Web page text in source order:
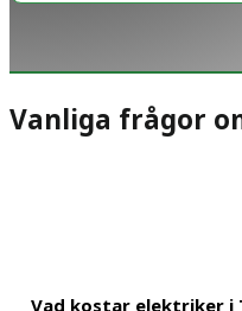
Vanliga frågor